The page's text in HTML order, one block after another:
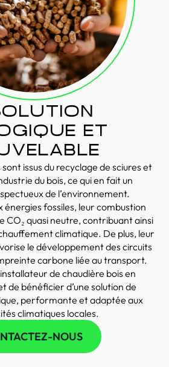
ET
issus du recyclage de sciures et
du bois, ce qui en fait un
de l’environnement.
fossiles, leur combustion
CO₂ quasi neutre, contribuant ainsi
climatique. De plus, leur
le développement des circuits
carbone liée au transport.
de chaudière bois en
de bénéficier d’une solution de
performante et adaptée aux
climatiques locales.
NOUS